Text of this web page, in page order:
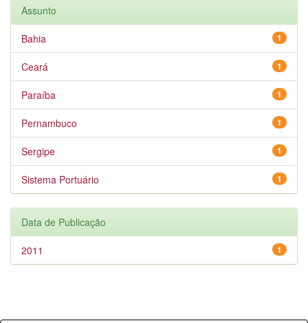
Assunto
1
Bahia
1
Ceará
1
Paraíba
1
Pernambuco
1
Sergipe
1
Sistema Portuário
Data de Publicação
1
2011